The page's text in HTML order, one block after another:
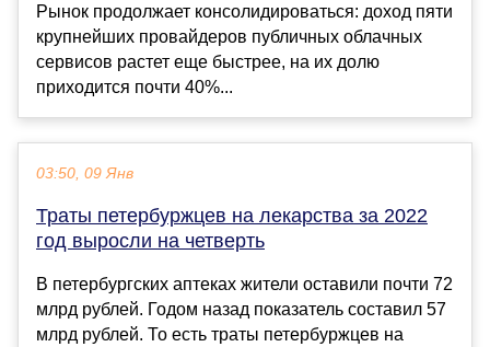
Рынок продолжает консолидироваться: доход пяти
крупнейших провайдеров публичных облачных
сервисов растет еще быстрее, на их долю
приходится почти 40%...
03:50, 09 Янв
Траты петербуржцев на лекарства за 2022
год выросли на четверть
В петербургских аптеках жители оставили почти 72
млрд рублей. Годом назад показатель составил 57
млрд рублей. То есть траты петербуржцев на